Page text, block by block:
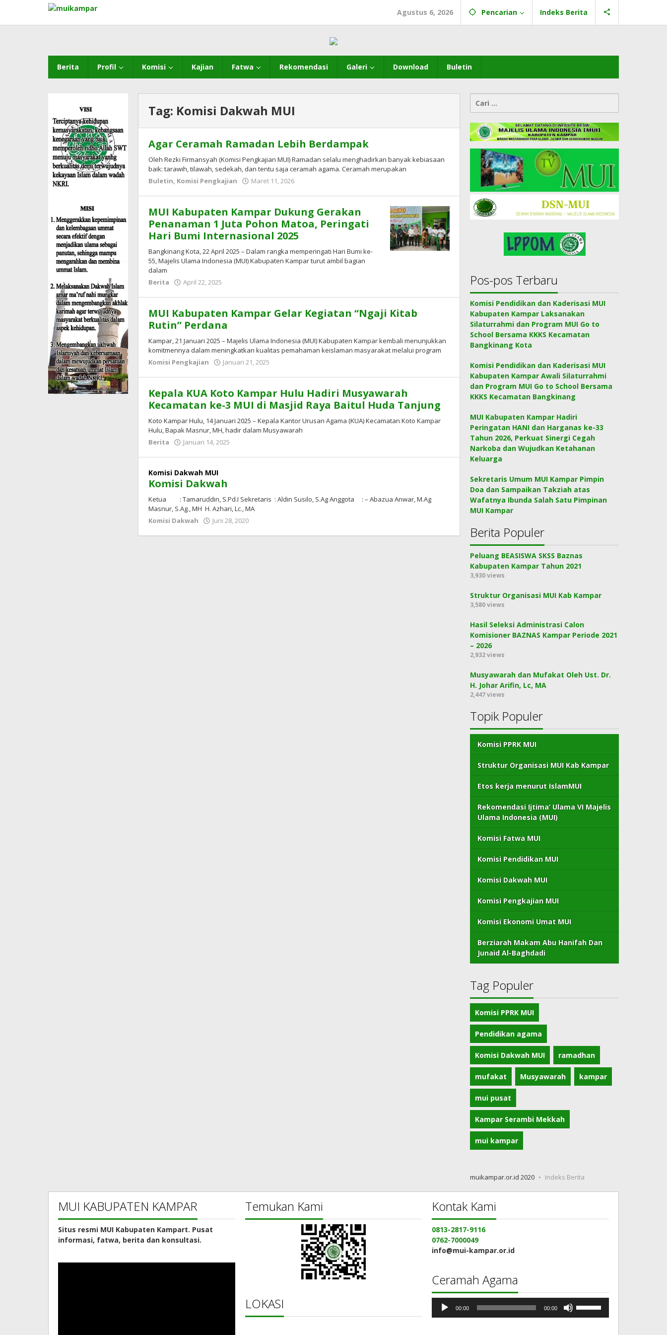
konten
Agustus 6, 2026 Pencarian Indeks Berita
Berita Profil Komisi Kajian Fatwa Rekomendasi Galeri Download Buletin
Tag: Komisi Dakwah MUI
Agar Ceramah Ramadan Lebih Berdampak
Oleh Rezki Firmansyah (Komisi Pengkajian MUI) Ramadan selalu menghadirkan banyak kebiasaan
baik: tarawih, tilawah, sedekah, dan tentu saja ceramah agama. Ceramah merupakan
Buletin, Komisi Pengkajian Maret 11, 2026
mui
kampar
MUI Kabupaten Kampar Dukung Gerakan
Penanaman 1 Juta Pohon Matoa, Peringati
Hari Bumi Internasional 2025
Bangkinang Kota, 22 April 2025 – Dalam rangka memperingati Hari Bumi ke-
55, Majelis Ulama Indonesia (MUI) Kabupaten Kampar turut ambil bagian
dalam
Berita
April 22, 2025
MUI
KAMPAR
MUI Kabupaten Kampar Gelar Kegiatan “Ngaji Kitab
Rutin” Perdana
Kampar, 21 Januari 2025 – Majelis Ulama Indonesia (MUI) Kabupaten Kampar kembali menunjukkan
komitmennya dalam meningkatkan kualitas pemahaman keislaman masyarakat melalui program
Komisi Pengkajian
Januari 21, 2025
mui
kampar
Kepala KUA Koto Kampar Hulu Hadiri Musyawarah
Kecamatan ke-3 MUI di Masjid Raya Baitul Huda Tanjung
Koto Kampar Hulu, 14 Januari 2025 – Kepala Kantor Urusan Agama (KUA) Kecamatan Koto Kampar
Hulu, Bapak Masnur, MH, hadir dalam Musyawarah
Berita
Januari 14, 2025
mui
Komisi Dakwah MUI
Komisi Dakwah
Ketua : Tamaruddin, S.Pd.I Sekretaris : Aldin Susilo, S.Ag Anggota : – Abazua Anwar, M.Ag
Masnur, S.Ag., MH H. Azhari, Lc., MA
Komisi Dakwah
Juni 28, 2020
KAB
untuk:
Pos-pos Terbaru
Komisi Pendidikan dan Kaderisasi MUI
Kabupaten Kampar Laksanakan
Silaturrahmi dan Program MUI Go to
School Bersama KKKS Kecamatan
Bangkinang Kota
Komisi Pendidikan dan Kaderisasi MUI
Kabupaten Kampar Awali Silaturrahmi
dan Program MUI Go to School Bersama
KKKS Kecamatan Bangkinang
MUI Kabupaten Kampar Hadiri
Peringatan HANI dan Harganas ke-33
Tahun 2026, Perkuat Sinergi Cegah
Narkoba dan Wujudkan Ketahanan
Keluarga
Sekretaris Umum MUI Kampar Pimpin
Doa dan Sampaikan Takziah atas
Wafatnya Ibunda Salah Satu Pimpinan
MUI Kampar
Berita Populer
Peluang BEASISWA SKSS Baznas
Kabupaten Kampar Tahun 2021
3,930 views
Struktur Organisasi MUI Kab Kampar
3,580 views
Hasil Seleksi Administrasi Calon
Komisioner BAZNAS Kampar Periode 2021
– 2026
2,932 views
Musyawarah dan Mufakat Oleh Ust. Dr.
H. Johar Arifin, Lc, MA
2,447 views
Topik Populer
Komisi PPRK MUI
Struktur Organisasi MUI Kab Kampar
Etos kerja menurut IslamMUI
Rekomendasi Ijtima’ Ulama VI Majelis
Ulama Indonesia (MUI)
Komisi Fatwa MUI
Komisi Pendidikan MUI
Komisi Dakwah MUI
Komisi Pengkajian MUI
Komisi Ekonomi Umat MUI
Berziarah Makam Abu Hanifah Dan
Junaid Al-Baghdadi
Tag Populer
Komisi PPRK MUI
Pendidikan agama
Komisi Dakwah MUI ramadhan
mufakat Musyawarah kampar
mui pusat
Kampar Serambi Mekkah
mui kampar
muikampar.or.id 2020 Indeks Berita
MUI KABUPATEN KAMPAR
Situs resmi MUI Kabupaten Kampart. Pusat
informasi, fatwa, berita dan konsultasi.
Temukan Kami
LOKASI
Kontak Kami
0813-2817-9116
0762-7000049
info@mui-kampar.or.id
Ceramah Agama
Pemutar
Audio
00:00 00:00